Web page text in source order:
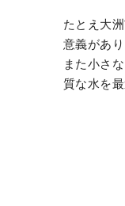
たとえ大
意義があ
また小さ
質な水を